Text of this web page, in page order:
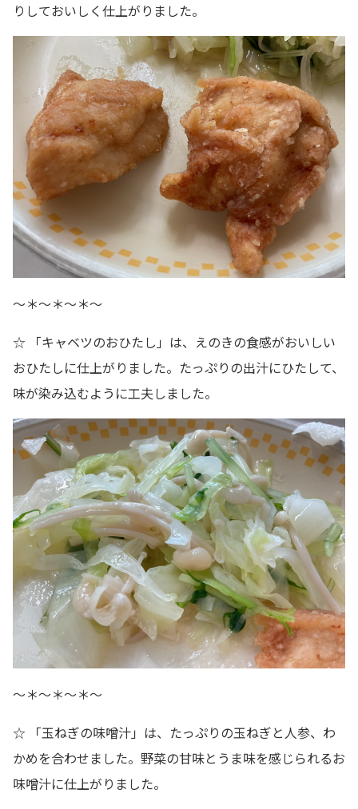
りしておいしく仕上がりました。
～＊～＊～＊～
☆ 「キャベツのおひたし」は、えのきの食感がおいしい
おひたしに仕上がりました。たっぷりの出汁にひたして、
味が染み込むように工夫しました。
～＊～＊～＊～
☆ 「玉ねぎの味噌汁」は、たっぷりの玉ねぎと人参、わ
かめを合わせました。野菜の甘味とうま味を感じられるお
味噌汁に仕上がりました。